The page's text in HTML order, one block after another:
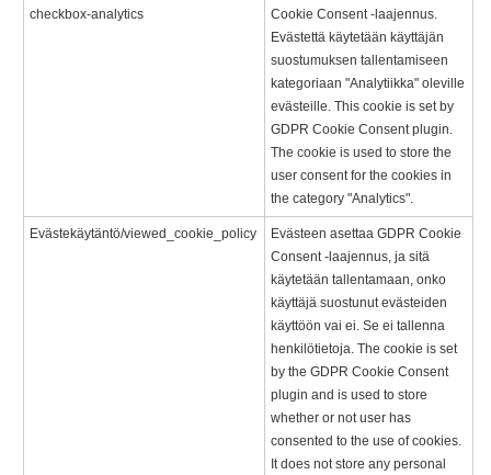
checkbox-analytics
Cookie Consent -laajennus.
Evästettä käytetään käyttäjän
suostumuksen tallentamiseen
kategoriaan "Analytiikka" oleville
evästeille. This cookie is set by
GDPR Cookie Consent plugin.
The cookie is used to store the
user consent for the cookies in
the category "Analytics".
Evästekäytäntö/viewed_cookie_policy
Evästeen asettaa GDPR Cookie
Consent -laajennus, ja sitä
käytetään tallentamaan, onko
käyttäjä suostunut evästeiden
käyttöön vai ei. Se ei tallenna
henkilötietoja. The cookie is set
by the GDPR Cookie Consent
plugin and is used to store
whether or not user has
consented to the use of cookies.
It does not store any personal